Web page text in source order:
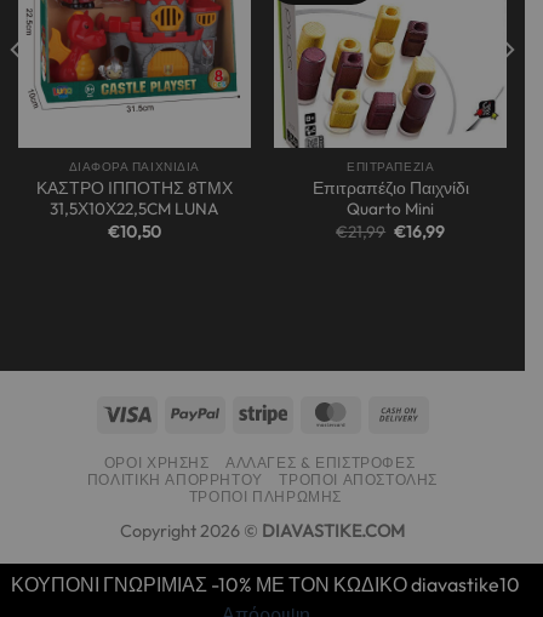
ΔΙΑΦΟΡΑ ΠΑΙΧΝΙΔΙΑ
ΚΑΣΤΡΟ ΙΠΠΟΤΗΣ 8ΤΜΧ
31,5Χ10Χ22,5CM LUNA
€10,50
ΕΠΙΤΡΑΠΕΖΙΑ
Επιτραπέζιο Παιχνίδι
Quarto Mini
€21,99 Original
price
€16,99Η
ΌΡΟΙ ΧΡΉΣΗΣ
ΑΛΛΑΓΈΣ & ΕΠΙΣΤΡΟΦΈΣ
ΠΟΛΙΤΙΚΉ ΑΠΟΡΡΉΤΟΥ
ΤΡΌΠΟΙ ΑΠΟΣΤΟΛΉΣ
ΤΡΌΠΟΙ ΠΛΗΡΩΜΉΣ
Copyright 2026 © DIAVASTIKE.COM
ΚΟΥΠΟΝΙ ΓΝΩΡΙΜΙΑΣ -10% ΜΕ ΤΟΝ ΚΩΔΙΚΟ diavastike10